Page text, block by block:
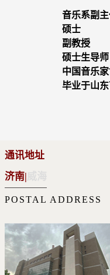
音乐系副
硕士
副教授
硕士生导师
中国音乐
毕业于山
通讯地址
济南|
POSTAL ADDRESS